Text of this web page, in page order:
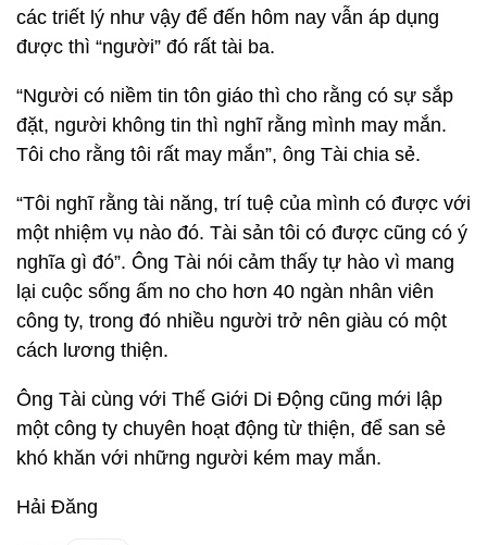
các triết lý như vậy để đến hôm nay vẫn áp dụng
được thì “người” đó rất tài ba.
“Người có niềm tin tôn giáo thì cho rằng có sự sắp
đặt, người không tin thì nghĩ rằng mình may mắn.
Tôi cho rằng tôi rất may mắn”, ông Tài chia sẻ.
“Tôi nghĩ rằng tài năng, trí tuệ của mình có được với
một nhiệm vụ nào đó. Tài sản tôi có được cũng có ý
nghĩa gì đó”. Ông Tài nói cảm thấy tự hào vì mang
lại cuộc sống ấm no cho hơn 40 ngàn nhân viên
công ty, trong đó nhiều người trở nên giàu có một
cách lương thiện.
Ông Tài cùng với Thế Giới Di Động cũng mới lập
một công ty chuyên hoạt động từ thiện, để san sẻ
khó khăn với những người kém may mắn.
Hải Đăng